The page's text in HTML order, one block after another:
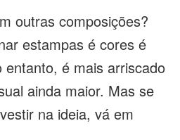
outras composições?
estampas é cores é
é mais arriscado
ainda maior. Mas se
na ideia, vá em